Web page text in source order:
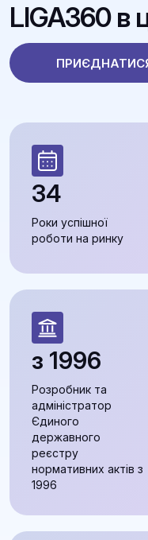
LIGA360 в
34
Роки успішної
роботи на ринку
з 1996
Розробник та
адміністратор
Єдиного
державного
реєстру
нормативних актів з
1996